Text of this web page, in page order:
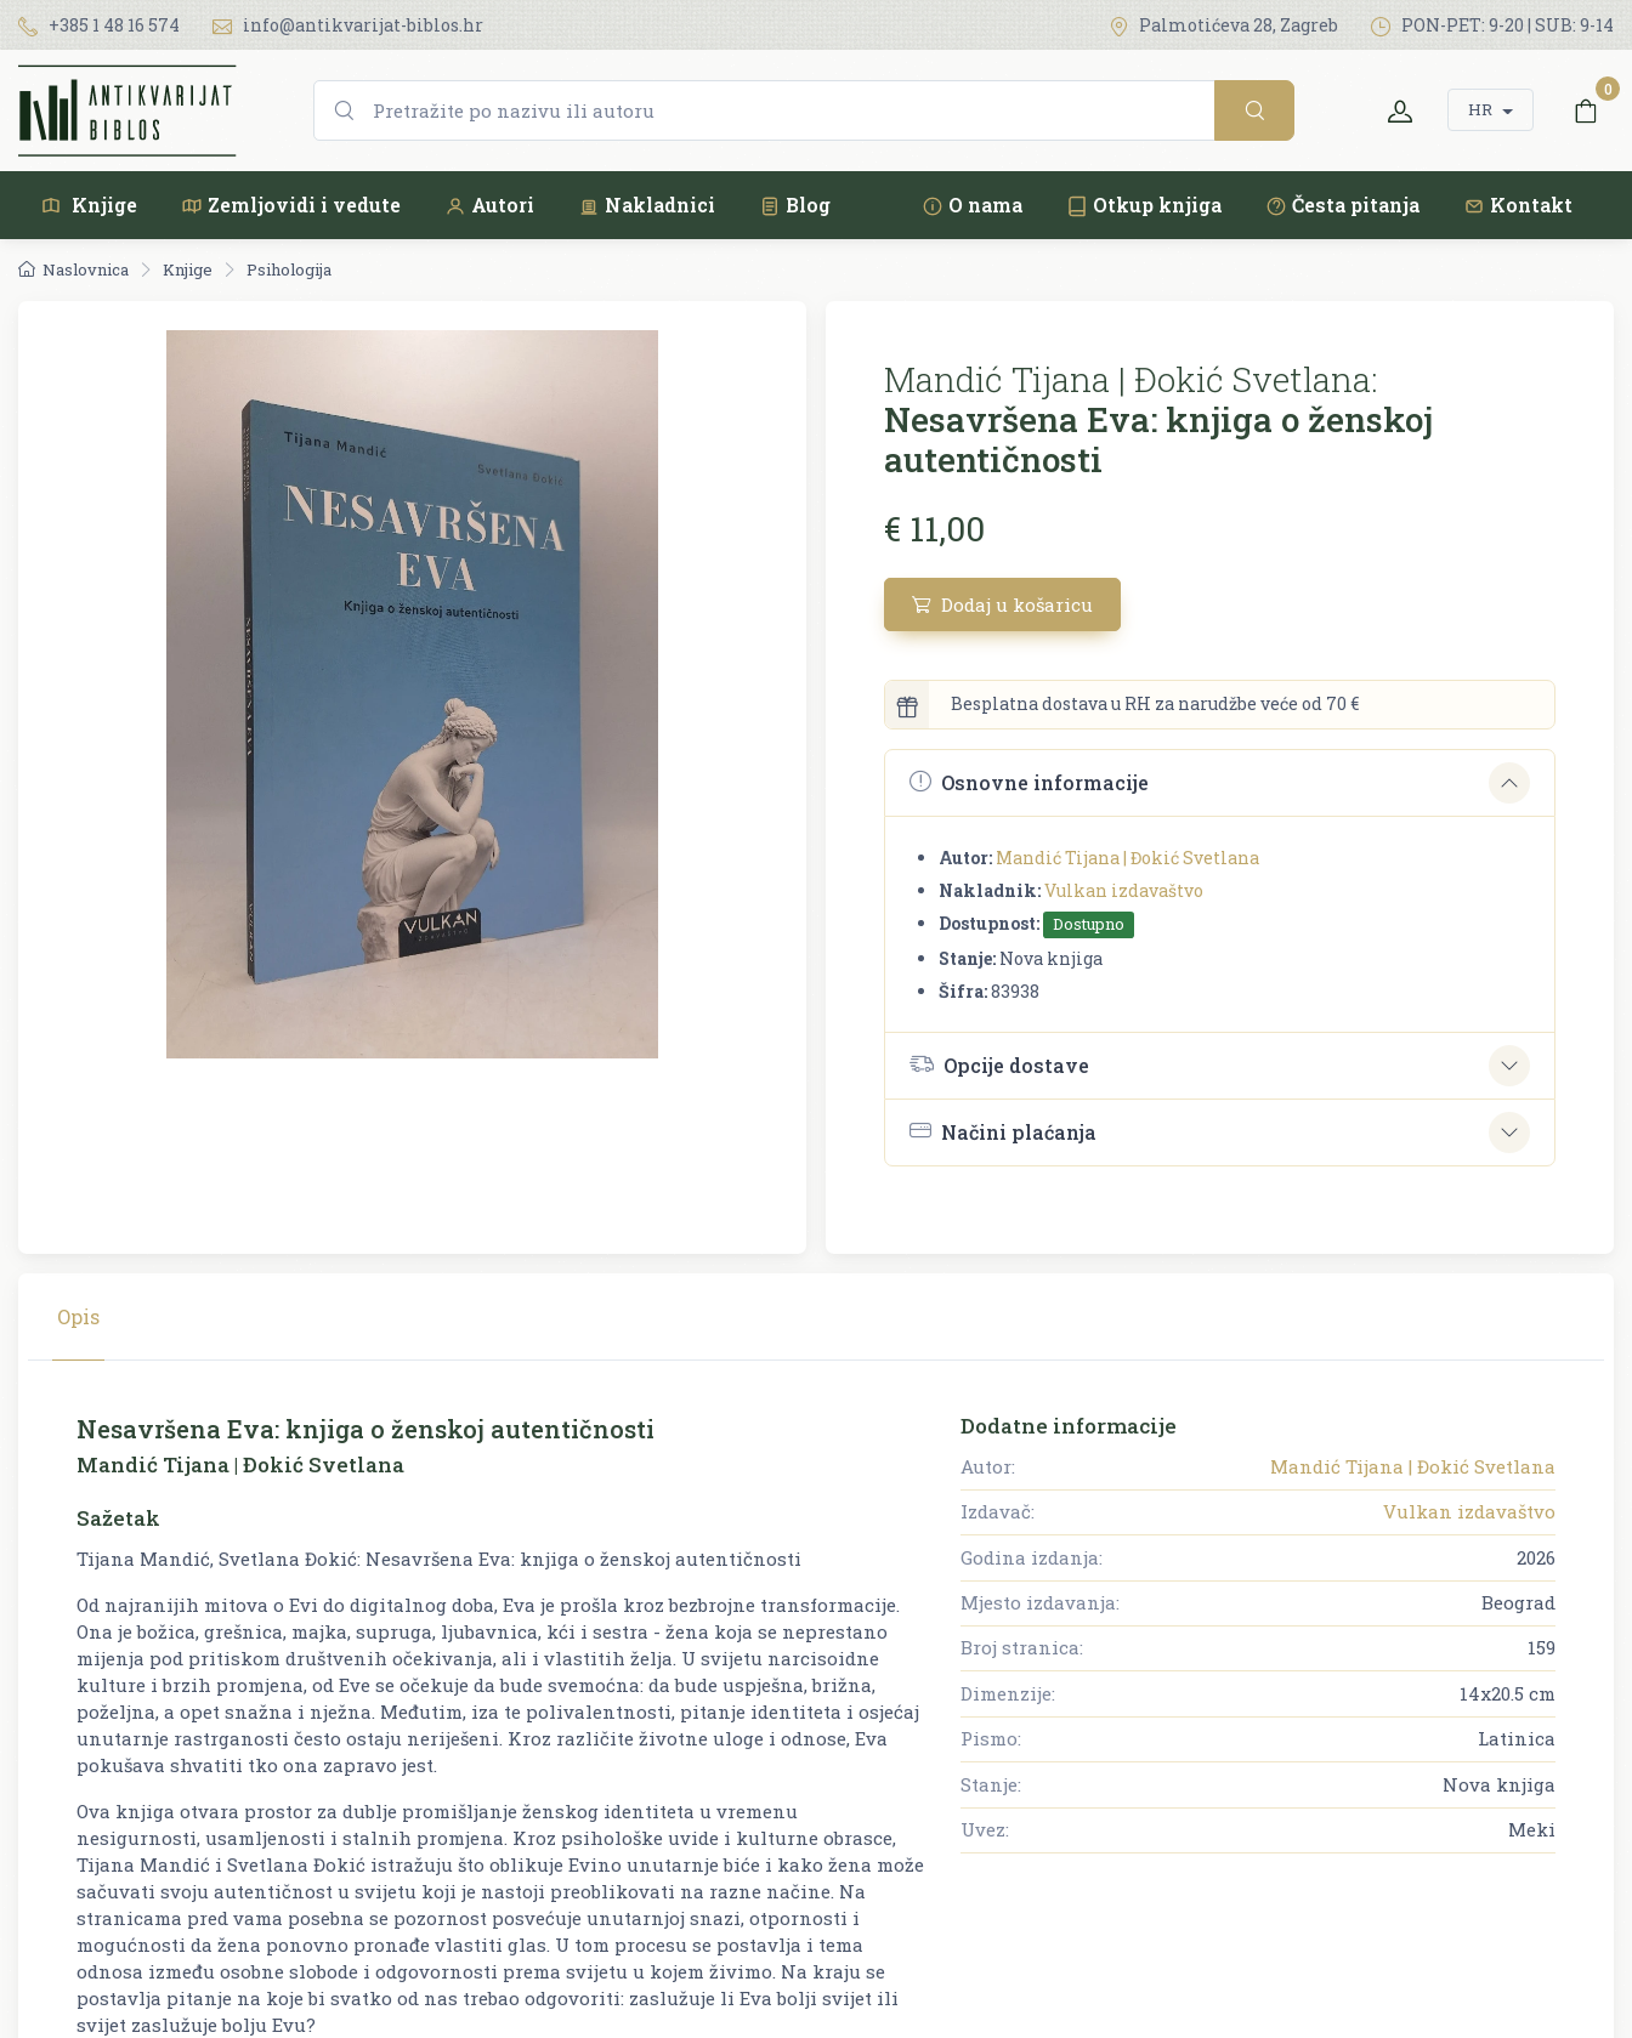
+385 1 48 16 574 info@antikvarijat-biblos.hr Palmotićeva 28, Zagreb PON-PET: 9-20 | SUB: 9-14
HR
0
Knjige Zemljovidi i vedute Autori Nakladnici Blog O nama Otkup knjiga Česta pitanja Kontakt
Naslovnica Knjige Psihologija
Mandić Tijana | Đokić Svetlana:
Nesavršena Eva: knjiga o ženskoj
autentičnosti
€ 11,00
Dodaj u košaricu
Besplatna dostava u RH za narudžbe veće od 70 €
Osnovne informacije
Autor: Mandić Tijana | Đokić Svetlana
Nakladnik:Vulkan izdavaštvo
Dostupnost:
Dostupno
Stanje: Nova knjiga
Šifra:83938
Opcije dostave
Načini plaćanja
Opis
Nesavršena Eva: knjiga o ženskoj autentičnosti
Mandić Tijana | Đokić Svetlana
Sažetak
Tijana Mandić, Svetlana Đokić: Nesavršena Eva: knjiga o ženskoj autentičnosti
Od najranijih mitova o Evi do digitalnog doba, Eva je prošla kroz bezbrojne transformacije.
Ona je božica, grešnica, majka, supruga, ljubavnica, kći i sestra - žena koja se neprestano
mijenja pod pritiskom društvenih očekivanja, ali i vlastitih želja. U svijetu narcisoidne
kulture i brzih promjena, od Eve se očekuje da bude svemoćna: da bude uspješna, brižna,
poželjna, a opet snažna i nježna. Međutim, iza te polivalentnosti, pitanje identiteta i osjećaj
unutarnje rastrganosti često ostaju neriješeni. Kroz različite životne uloge i odnose, Eva
pokušava shvatiti tko ona zapravo jest.
Ova knjiga otvara prostor za dublje promišljanje ženskog identiteta u vremenu
nesigurnosti, usamljenosti i stalnih promjena. Kroz psihološke uvide i kulturne obrasce,
Tijana Mandić i Svetlana Đokić istražuju što oblikuje Evino unutarnje biće i kako žena može
sačuvati svoju autentičnost u svijetu koji je nastoji preoblikovati na razne načine. Na
stranicama pred vama posebna se pozornost posvećuje unutarnjoj snazi, otpornosti i
mogućnosti da žena ponovno pronađe vlastiti glas. U tom procesu se postavlja i tema
odnosa između osobne slobode i odgovornosti prema svijetu u kojem živimo. Na kraju se
postavlja pitanje na koje bi svatko od nas trebao odgovoriti: zaslužuje li Eva bolji svijet ili
svijet zaslužuje bolju Evu?
Dodatne informacije
Autor:
Mandić Tijana | Đokić Svetlana
Izdavač:
Vulkan izdavaštvo
Godina izdanja:
2026
Mjesto izdavanja:
Beograd
Broj stranica:
159
Dimenzije:
14x20.5 cm
Pismo:
Latinica
Stanje:
Nova knjiga
Uvez:
Meki